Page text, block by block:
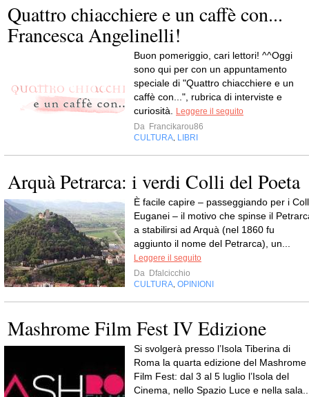
Quattro chiacchiere e un caffè con...
Francesca Angelinelli!
Buon pomeriggio, cari lettori! ^^Oggi
sono qui per con un appuntamento
speciale di "Quattro chiacchiere e un
caffè con...", rubrica di interviste e
curiosità. Leggere il seguito
Da Francikarou86
CULTURA, LIBRI
Arquà Petrarca: i verdi Colli del Poeta
È facile capire – passeggiando per i
Euganei – il motivo che spinse il
a stabilirsi ad Arquà (nel 1860 fu
aggiunto il nome del Petrarca), un...
Leggere il seguito
Da Dfalcicchio
CULTURA, OPINIONI
Mashrome Film Fest IV Edizione
Si svolgerà presso l’Isola Tiberina di
Roma la quarta edizione del Mashrome
Film Fest: dal 3 al 5 luglio l’Isola del
Cinema, nello Spazio Luce e nella